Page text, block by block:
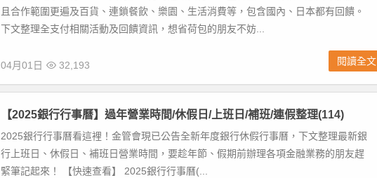
且合作範圍更遍及百貨、連鎖餐飲、樂園、生活消費等，包含國內、日本都有回饋。
下文整理全支付相關活動及回饋資訊，想省荷包的朋友不妨...
04月01日 32,193 閱讀全文
【2025銀行行事曆】過年營業時間/休假日/上班日/補班/連假整理(114)
2025銀行行事曆看這裡！金管會現已公告全新年度銀行休假行事曆，下文整理最新銀
行上班日、休假日、補班日營業時間，要趁年節、假期前辦理各項金融業務的朋友趕
緊筆記起來！ 【快速查看】 2025銀行行事曆(...